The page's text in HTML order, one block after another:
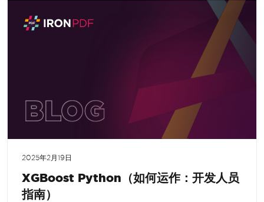
2025年2月19日
XGBoost Python（如何运作：开发人员
指南）